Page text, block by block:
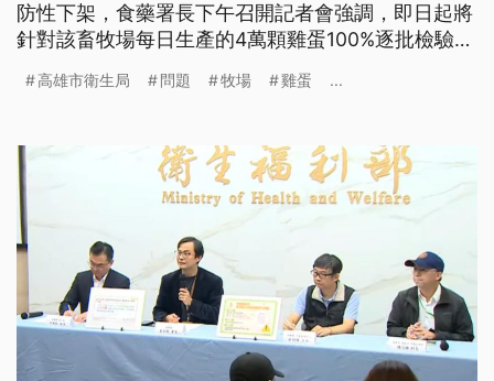
防性下架，食藥署長下午召開記者會強調，即日起將
針對該畜牧場每日生產的4萬顆雞蛋100%逐批檢驗，
者開出第一槍，因為鳳山大全聯沒有積極回收問題蛋
高雄市衛生局 問題 牧場 雞蛋 ...